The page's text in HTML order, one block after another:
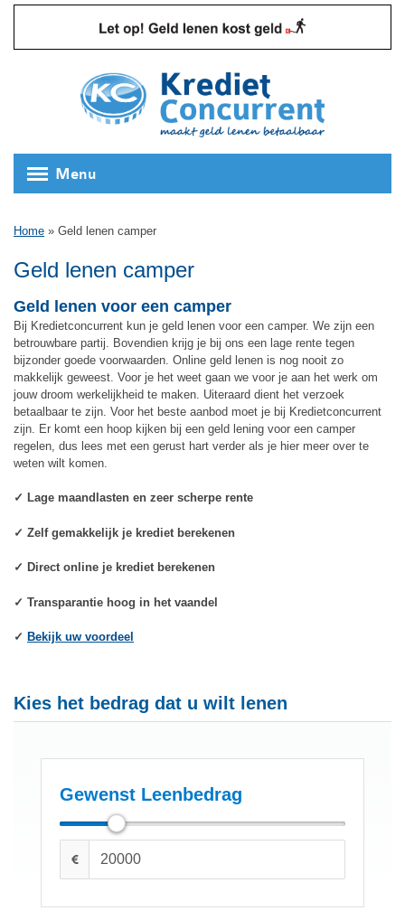
Menu
Home » Geld lenen camper
Geld lenen camper
Geld lenen voor een camper
Bij Kredietconcurrent kun je geld lenen voor een camper. We zijn een
betrouwbare partij. Bovendien krijg je bij ons een lage rente tegen
bijzonder goede voorwaarden. Online geld lenen is nog nooit zo
makkelijk geweest. Voor je het weet gaan we voor je aan het werk om
jouw droom werkelijkheid te maken. Uiteraard dient het verzoek
betaalbaar te zijn. Voor het beste aanbod moet je bij Kredietconcurrent
zijn. Er komt een hoop kijken bij een geld lening voor een camper
regelen, dus lees met een gerust hart verder als je hier meer over te
weten wilt komen.
✓ Lage maandlasten en zeer scherpe rente
✓ Zelf gemakkelijk je krediet berekenen
✓ Direct online je krediet berekenen
✓ Transparantie hoog in het vaandel
✓ Bekijk uw voordeel
Kies het bedrag dat u wilt lenen
Gewenst Leenbedrag